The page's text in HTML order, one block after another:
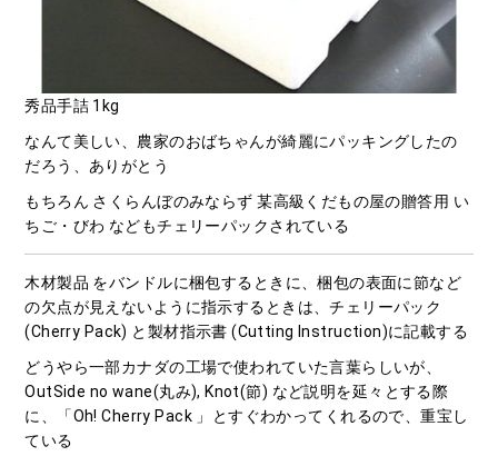
秀品手詰 1kg
なんて美しい、農家のおばちゃんが綺麗にパッキングしたの
だろう、ありがとう
もちろん さくらんぼのみならず 某高級くだもの屋の贈答用 い
ちご・びわ などもチェリーパックされている
木材製品 をバンドルに梱包するときに、梱包の表面に節など
の欠点が見えないように指示するときは、チェリーパック
(Cherry Pack) と製材指示書 (Cutting Instruction)に記載する
どうやら一部カナダの工場で使われていた言葉らしいが、
OutSide no wane(丸み), Knot(節) など説明を延々とする際
に、「Oh! Cherry Pack 」とすぐわかってくれるので、重宝し
ている